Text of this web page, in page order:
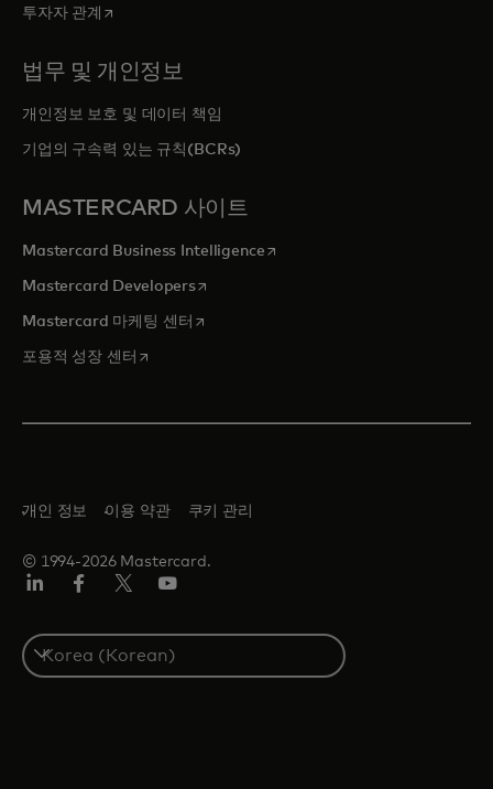
투자자 관계 새 탭에서 열림
법무 및 개인정보
개인정보 보호 및 데이터 책임
기업의 구속력 있는 규칙(BCRs)
MASTERCARD 사이트
Mastercard Business Intelligence새 탭에서 열림
Mastercard Developers새 탭에서 열림
Mastercard 마케팅 센터 새 탭에서 열림
포용적 성장 센터 새 탭에서 열림
© 1994-2026 Mastercard.
개인 정보 이용 약관 쿠키 관리
S
e
In
ook
터/
X
브